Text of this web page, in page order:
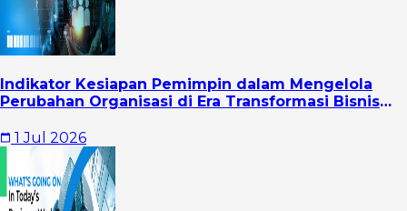
Indikator Kesiapan Pemimpin dalam Mengelola
Perubahan Organisasi di Era Transformasi Bisnis
1 Jul 2026